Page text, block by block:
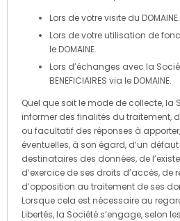
Lors de votre visite du DOMAINE.
Lors de votre utilisation de
le DOMAINE.
Lors d’échanges avec la
BENEFICIAIRES via le DOMAINE.
Quel que soit le mode de collecte, la
informer des finalités du traitement,
ou facultatif des réponses à
éventuelles, à son égard, d’un
destinataires des données, de
d’exercice de ses droits d’accès, de
d’opposition au traitement de ses
Lorsque cela est nécessaire au
Libertés, la Société s’engage, selon